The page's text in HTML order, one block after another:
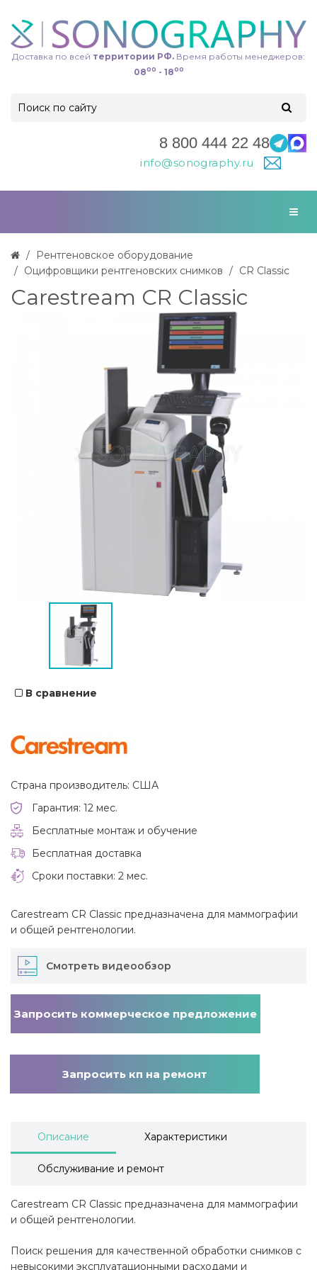
Доставка по всей территории РФ. Время работы менеджеров:
0800 - 1800
8 800 444 22 48
info@sonography.ru
Рентгеновское оборудование
Оцифровщики рентгеновских снимков
CR Classic
Carestream CR Classic
В сравнение
Страна производитель: США
Гарантия: 12 мес.
Бесплатные монтаж и обучение
Бесплатная доставка
Сроки поставки: 2 мес.
Carestream CR Classic предназначена для маммографии
и общей рентгенологии.
Смотреть видеообзор
Запросить коммерческое предложение
Запросить кп на ремонт
Описание Характеристики
Обслуживание и ремонт
Carestream CR Classic предназначена для маммографии
и общей рентгенологии.
Поиск решения для качественной обработки снимков с
невысокими эксплуатационными расходами и